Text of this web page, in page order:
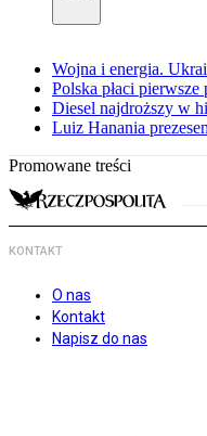
Wojna i energia.
Polska płaci
Diesel najdroższy w
Luiz Hanania
Promowane treści
KONTAKT
O nas
Kontakt
Napisz do nas